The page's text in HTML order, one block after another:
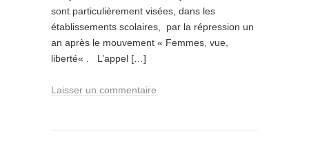
sont particulièrement visées, dans les
établissements scolaires, par la répression un
an après le mouvement « Femmes, vue,
liberté« . L’appel […]
Laisser un commentaire